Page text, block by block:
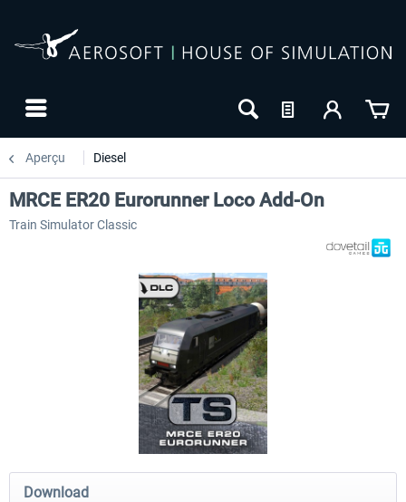
Aperçu Diesel
ChrisTrains - Stadler GTW NS-DM90
MRCE ER20 Eurorunner Loco Add-On
Train Simulator Classic
Download